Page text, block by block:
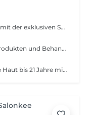
Eine luxuriöse Anti-Aging Behandlung mit der exklusiven SEA CREATION Linie von BABOR. Hochwirksame Tiefsee-Inhaltsstoffe, kombiniert mit warm-kalt Anwendungen sowie Hand- und Armpflege, sorgen für intensive Regeneration und pure Entspannung.
Individuelle, kostenfreie Beratung zu Produkten und Behandlungen einzeln oder ergänzend zu jeder Anwendung buchbar.
Spezielle Gesichtsbehandlung für junge Haut bis 21 Jahre mit Fokus auf gründliche Ausreinigung und Hautklärung.